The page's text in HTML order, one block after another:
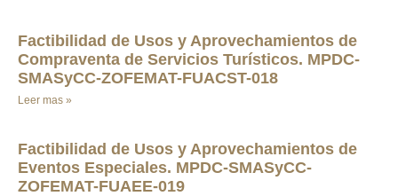
Factibilidad de Usos y Aprovechamientos de
Compraventa de Servicios Turísticos. MPDC-
SMASyCC-ZOFEMAT-FUACST-018
Leer mas »
Factibilidad de Usos y Aprovechamientos de
Eventos Especiales. MPDC-SMASyCC-
ZOFEMAT-FUAEE-019